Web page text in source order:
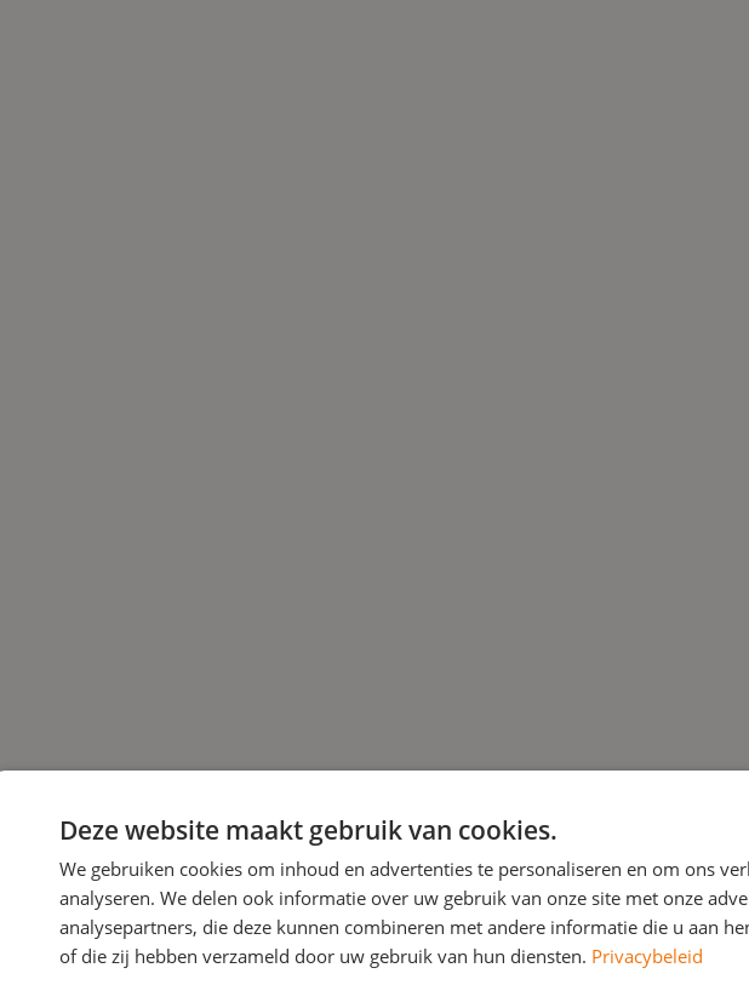
Deze website maakt gebruik van cookies.
We gebruiken cookies om inhoud en advertenties te personaliseren en om ons
analyseren. We delen ook informatie over uw gebruik van onze site met onze
analysepartners, die deze kunnen combineren met andere informatie die u aan
of die zij hebben verzameld door uw gebruik van hun diensten. Privacybeleid